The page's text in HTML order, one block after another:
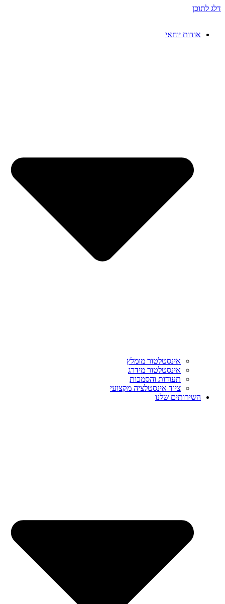
דלג לתוכן
אודות יוחאי
אינסטלטור מומלץ
אינסטלטור מידרג
תעודות והסמכות
ציוד אינסטלציה מקצועי
השירותים שלנו